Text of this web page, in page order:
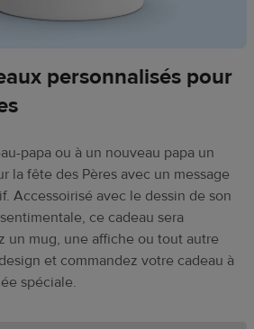
personnalisés pour
papa ou à un nouveau papa un
la fête des Pères avec un message
Accessoirisé avec le dessin de son
ce cadeau sera
un mug, une affiche ou tout autre
et commandez votre cadeau à
spéciale.